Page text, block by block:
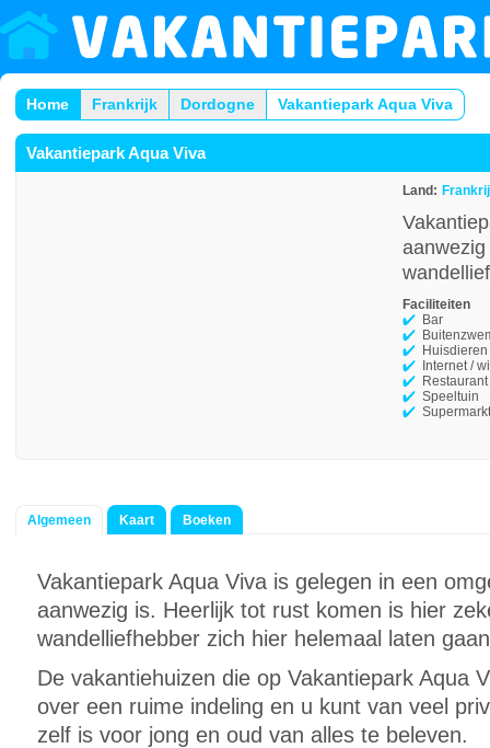
Home Frankrijk Dordogne Vakantiepark Aqua Viva
Vakantiepark Aqua Viva
Land:
Faciliteiten
Bar
Internet /
Restaurant
Speeltuin
Supermarkt
Algemeen Kaart Boeken
Vakantiepark Aqua Viva is gelegen in een
aanwezig is. Heerlijk tot rust komen is hier
wandelliefhebber zich hier helemaal laten
De vakantiehuizen die op Vakantiepark Aqua
over een ruime indeling en u kunt van veel
zelf is voor jong en oud van alles te beleven.